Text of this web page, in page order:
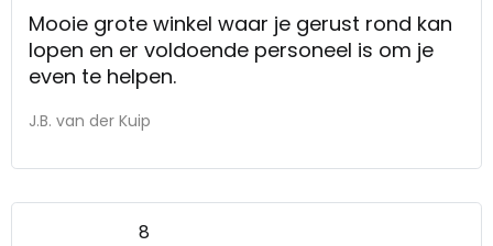
Mooie grote winkel waar je gerust rond kan
lopen en er voldoende personeel is om je
even te helpen.
J.B. van der Kuip
8